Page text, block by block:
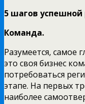
5 шагов
Команда.
Разумеется, самое
это своя бизнес
потребоваться
этапе. На первых
наиболее